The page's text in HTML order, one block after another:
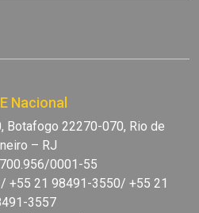
Nacional
Botafogo 22270-070, Rio de
– RJ
0001-55
+55 21 98491-3550/ +55 21
3557